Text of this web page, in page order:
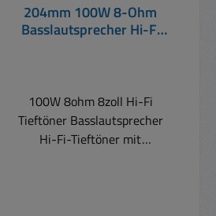
204mm 100W 8-Ohm
Basslautsprecher Hi-Fi
100W 8ohm 8zoll Hi-Fi
Tieftöner Basslautsprecher
Hi-Fi-Tieftöner mit